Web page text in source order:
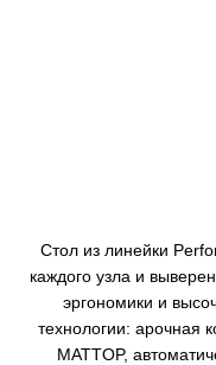
Стол из линейки
каждого узла и
эргономики и
технологии: арочная
MATTOP,